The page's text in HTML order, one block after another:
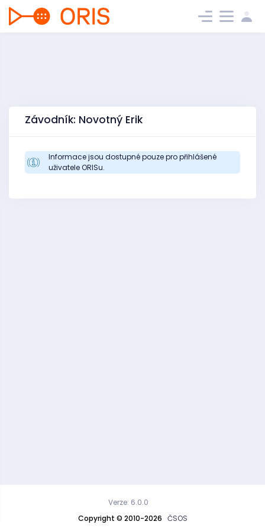
Závodník: Novotný Erik
Informace jsou dostupné pouze pro přihlášené
uživatele ORISu.
Copyright © 2010-2026 ČSOS
Verze: 6.0.0